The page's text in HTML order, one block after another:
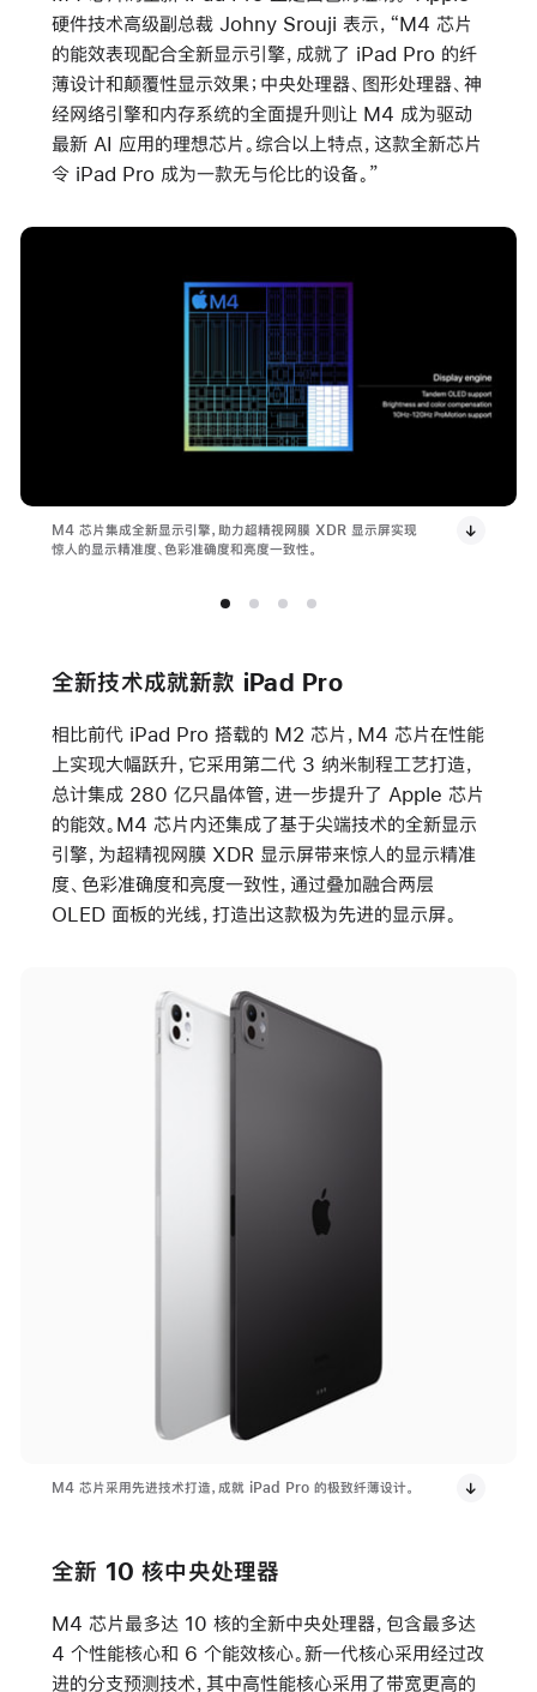
硬件技术高级副总裁 Johny Srouji 表示，“M4 芯片
的能效表现配合全新显示引擎，成就了 iPad Pro 的纤
薄设计和颠覆性显示效果；中央处理器、图形处理器、神
经网络引擎和内存系统的全面提升则让 M4 成为驱动
最新 AI 应用的理想芯片。综合以上特点，这款全新芯片
令 iPad Pro 成为一款无与伦比的设备。”
M4 芯片集成全新显示引擎，助力超精视网膜 XDR 显示屏实现
惊人的显示精准度、色彩准确度和亮度一致性。
全新技术成就新款 iPad Pro
相比前代 iPad Pro 搭载的 M2 芯片，M4 芯片在性能
上实现大幅跃升，它采用第二代 3 纳米制程工艺打造，
总计集成 280 亿只晶体管，进一步提升了 Apple 芯片
的能效。M4 芯片内还集成了基于尖端技术的全新显示
引擎，为超精视网膜 XDR 显示屏带来惊人的显示精准
度、色彩准确度和亮度一致性，通过叠加融合两层
OLED 面板的光线，打造出这款极为先进的显示屏。
M4 芯片采用先进技术打造，成就 iPad Pro 的极致纤薄设计。
全新 10 核中央处理器
M4 芯片最多达 10 核的全新中央处理器，包含最多达
4 个性能核心和 6 个能效核心。新一代核心采用经过改
进的分支预测技术，其中高性能核心采用了带宽更高的